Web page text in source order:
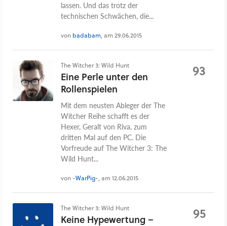
lassen. Und das trotz der
technischen Schwächen, die...
von badabam, am 29.06.2015
The Witcher 3: Wild Hunt
Eine Perle unter den
Rollenspielen
Mit dem neusten Ableger der The
Witcher Reihe schafft es der
Hexer, Geralt von Riva, zum
dritten Mal auf den PC. Die
Vorfreude auf The Witcher 3: The
Wild Hunt...
von -WarPig-, am 12.06.2015
93
The Witcher 3: Wild Hunt
Keine Hypewertung –
95